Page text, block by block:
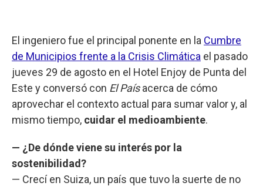
El ingeniero fue el principal ponente en la Cumbre
de Municipios frente a la Crisis Climática el pasado
jueves 29 de agosto en el Hotel Enjoy de Punta del
Este y conversó con El Paísacerca de cómo
aprovechar el contexto actual para sumar valor y, al
mismo tiempo, cuidar el medioambiente.
— ¿De dónde viene su interés por la
sostenibilidad?
— Crecí en Suiza, un país que tuvo la suerte de no